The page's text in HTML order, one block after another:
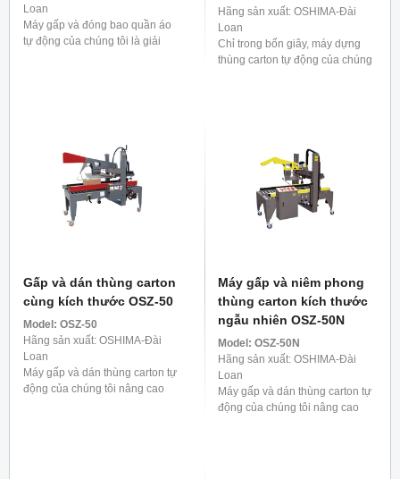
Loan
Máy gấp và đóng bao quần áo
tự động của chúng tôi là giải
Hãng sản xuất: OSHIMA-Đài
Loan
Chỉ trong bốn giây, máy dựng
thùng carton tự động của chúng
Gấp và dán thùng carton
cùng kích thước OSZ-50
Model: OSZ-50
Hãng sản xuất: OSHIMA-Đài
Loan
Máy gấp và dán thùng carton tự
động của chúng tôi nâng cao
Máy gấp và niêm phong
thùng carton kích thước
ngẫu nhiên OSZ-50N
Model: OSZ-50N
Hãng sản xuất: OSHIMA-Đài
Loan
Máy gấp và dán thùng carton tự
động của chúng tôi nâng cao